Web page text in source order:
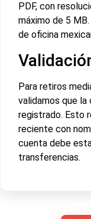
PDF, con
máximo de 5
de oficina
Para retiros
validamos que
registrado. Esto
reciente con
cuenta debe
transferencias.